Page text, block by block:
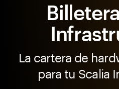
La cartera de
para tu Scalia